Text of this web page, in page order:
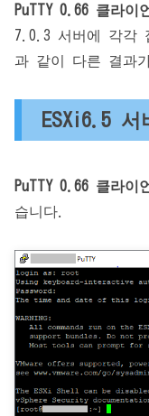
PuTTY 0.66 클라이
7.0.3 서버에 각각
과 같이 다른 결과
ESXi6.5 서
PuTTY 0.66 클라이
습니다.